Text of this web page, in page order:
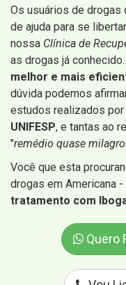
Os usuários de drogas
de ajuda para se
nossa Clínica de
as drogas já conhecido.
melhor e mais
dúvida podemos
estudos realizados
UNIFESP, e tantas ao
"remédio quase
Você que esta
drogas em Americana
tratamento com
Quero